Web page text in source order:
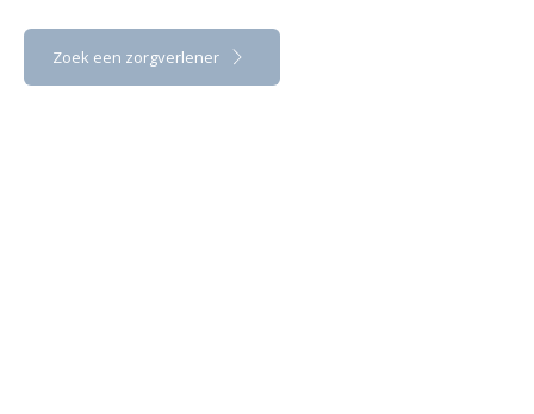
Zoek een zorgverlener